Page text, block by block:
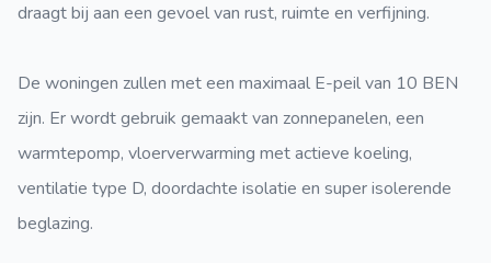
draagt bij aan een gevoel van rust, ruimte en verfijning.
De woningen zullen met een maximaal E-peil van 10 BEN
zijn. Er wordt gebruik gemaakt van zonnepanelen, een
warmtepomp, vloerverwarming met actieve koeling,
ventilatie type D, doordachte isolatie en super isolerende
beglazing.